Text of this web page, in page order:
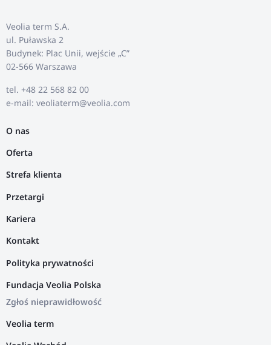
Veolia term S.A.
ul. Puławska 2
Budynek: Plac Unii, wejście „C”
02-566 Warszawa
tel. +48 22 568 82 00
e-mail: veoliaterm@veolia.com
O nas
Oferta
Strefa klienta
Przetargi
Kariera
Kontakt
Polityka prywatności
Fundacja Veolia Polska
Zgłoś nieprawidłowość
Veolia term